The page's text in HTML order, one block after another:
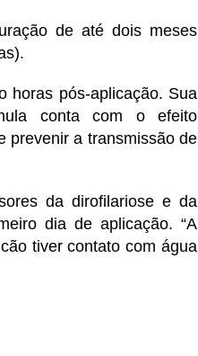
de até dois meses
horas pós-aplicação. Sua
conta com o efeito
prevenir a transmissão de
da dirofilariose e da
dia de aplicação. “A
tiver contato com água